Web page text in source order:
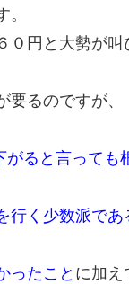
。
円と大勢が叫
るのですが、
ると言っても
く少数派であ
ったこと に加え